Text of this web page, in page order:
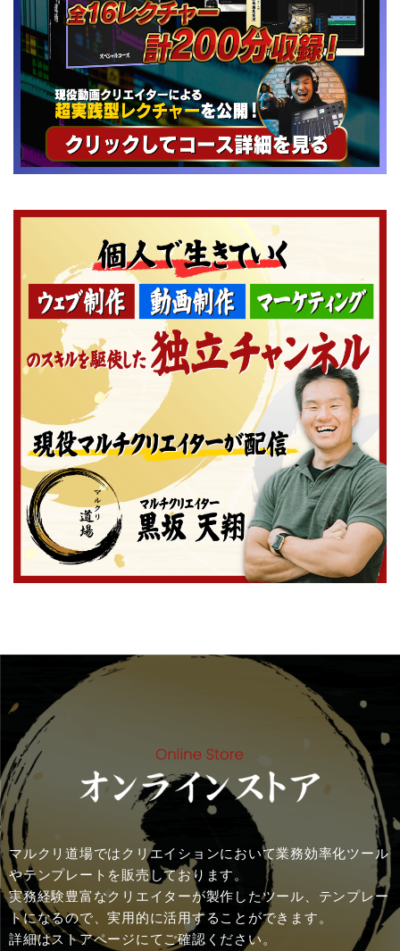
マルクリ道場ではクリエイションにおいて業務効率化ツール
やテンプレートを販売しております。
実務経験豊富なクリエイターが製作したツール、テンプレー
トになるので、実用的に活用することができます。
詳細はストアページにてご確認ください。